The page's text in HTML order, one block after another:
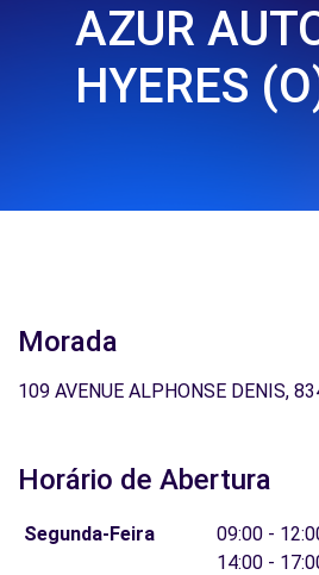
AZUR
HYERES
Morada
109 AVENUE ALPHONSE DENIS,
Horário de Abertura
Segunda-Feira
09:00 -
14:00 -